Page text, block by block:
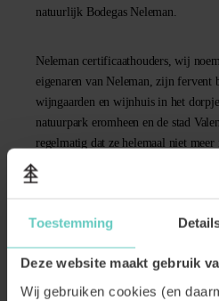
Toestemming
Deze website maakt gebruik
Wij gebruiken cookies (en
natuurlijk Bodegas Neleman.
Neleman certificaathouders, wij
eigenaren van Neleman, zijn fervent
wijngaarden en wijnhuis in het
natuurpark eromheen en de stad
regelmatig dat ze helemaal niet meer
ZEBRA'S? MEDE-
CASAS DEL REY